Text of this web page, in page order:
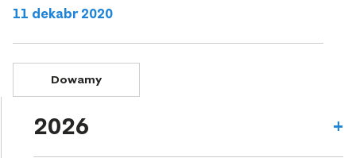
11 dekabr 2020
Dowamy
2026